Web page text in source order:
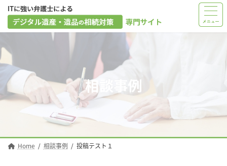
コ
ン
テ
ン
ツ
ス
キ
ナ
ビ
ゲ
ー
シ
ン
に
相談事例
Home 相談事例 投稿テスト１